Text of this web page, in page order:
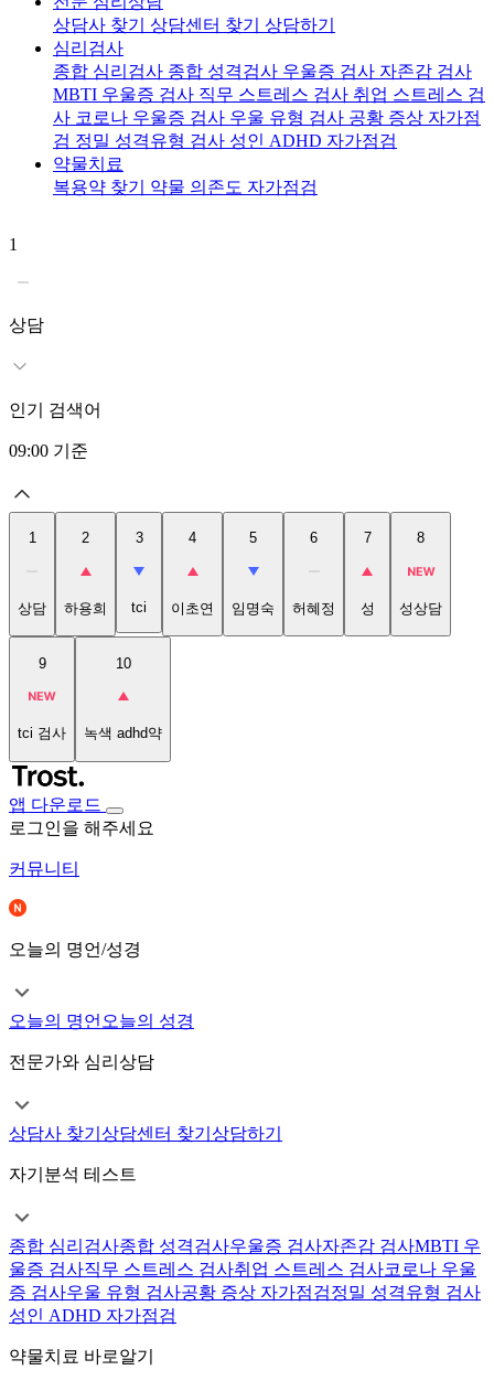
상담사 찾기 상담센터 찾기 상담하기
심리검사
종합 심리검사 종합 성격검사 우울증 검사 자존감 검사
MBTI 우울증 검사 직무 스트레스 검사 취업 스트레스 검
사 코로나 우울증 검사 우울 유형 검사 공황 증상 자가점
검 정밀 성격유형 검사 성인 ADHD 자가점검
약물치료
복용약 찾기 약물 의존도 자가점검
1
상담
인기 검색어
09:00 기준
1
상담
2
하용희
3
tci
4
이초연
5
임명숙
6
허혜정
7
성
8
성상담
9
tci 검사
10
녹색 adhd약
앱 다운로드
로그인을 해주세요
커뮤니티
오늘의 명언/성경
오늘의 명언 오늘의 성경
전문가와 심리상담
상담사 찾기 상담센터 찾기 상담하기
자기분석 테스트
종합 심리검사종합 성격검사우울증 검사자존감 검사MBTI 우
울증 검사직무 스트레스 검사취업 스트레스 검사코로나 우울
증 검사우울 유형 검사공황 증상 자가점검정밀 성격유형 검사
성인 ADHD 자가점검
약물치료 바로알기